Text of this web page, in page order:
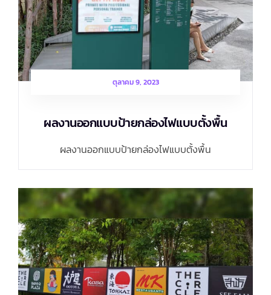
ตุลาคม 9, 2023
ผลงานออกแบบป้ายกล่องไฟแบบตั้งพื้น
ผลงานออกแบบป้ายกล่องไฟแบบตั้งพื้น